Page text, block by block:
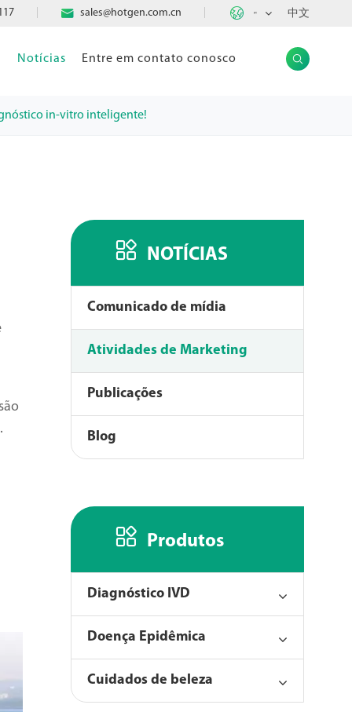
 sales@hotgen.com.cn  PT 中文
Notícias Entre em contato conosco 
in-vitro inteligente!
 NOTÍCIAS
Comunicado de mídia
Atividades de Marketing
Publicações
Blog
 Produtos
Diagnóstico IVD
Doença Epidêmica
Cuidados de beleza